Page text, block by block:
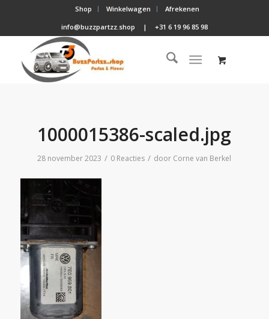
Shop Winkelwagen
Afrekenen
info@buzzpartzz.shop
| +31 6 19 96 85 98
1000015386-scaled.jpg
28 november 2023 / 0 Reacties / door Corne van Berkel